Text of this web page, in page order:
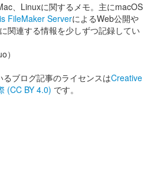
、Linuxに関するメモ。主にmacOS
FileMaker ServerによるWeb公開や
に関連する情報を少しずつ記録してい
）
ブログ記事のライセンスはCreative
(CC BY 4.0) です。